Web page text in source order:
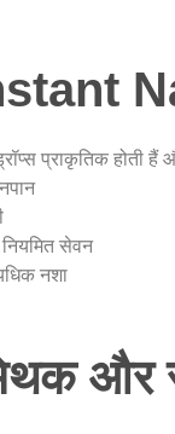
प्राकृतिक होती हैं
नियमित सेवन
नशा
और